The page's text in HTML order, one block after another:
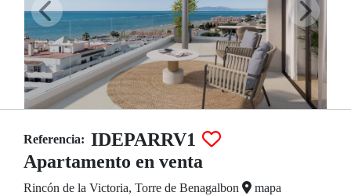
Referencia: IDEPARRV1
Apartamento en venta
Rincón de la Victoria, Torre de Benagalbon mapa